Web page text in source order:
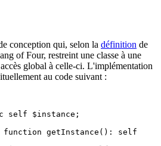
conception qui, selon la définition de
of Four, restreint une classe à une
global à celle-ci. L'implémentation
au code suivant :